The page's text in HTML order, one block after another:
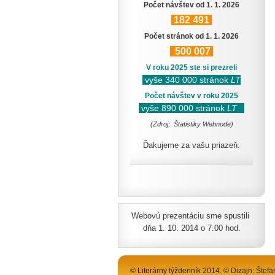
Počet návštev od 1. 1. 2026
182 491
Počet stránok od 1. 1. 2026
500 007
V roku 2025 ste si prezreli
vyše 340 000 stránok LT
Počet návštev v roku 2025
vyše 890 000 stránok LT
(Zdroj: Štatistiky Webnode)
Ďakujeme za vašu priazeň.
Webovú prezentáciu sme spustili
dňa 1. 10. 2014 o 7.00 hod.
© Literárny týždenník 2014. © Dizajn: